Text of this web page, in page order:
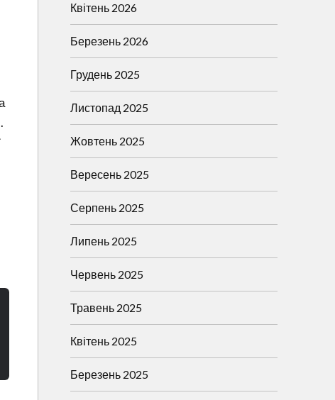
Квітень 2026
Березень 2026
Грудень 2025
Листопад 2025
Жовтень 2025
Вересень 2025
Серпень 2025
Липень 2025
Червень 2025
Травень 2025
Квітень 2025
Березень 2025